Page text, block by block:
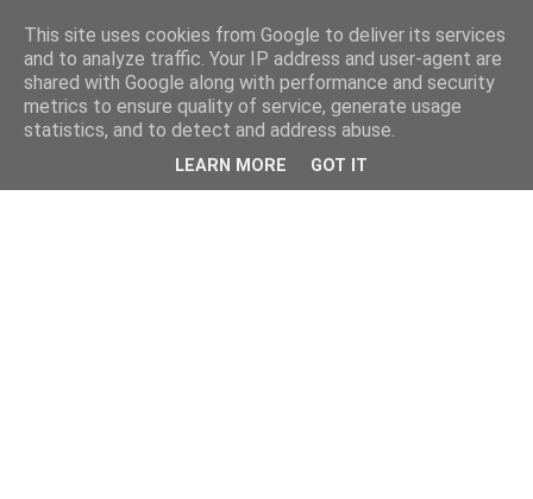
This site uses cookies from Google to deliver its services
and to analyze traffic. Your IP address and user-agent are
shared with Google along with performance and security
metrics to ensure quality of service, generate usage
statistics, and to detect and address abuse.
LEARN MORE GOT IT